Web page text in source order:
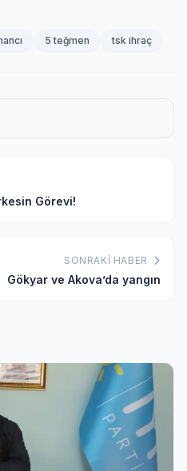
5 teğmen tsk ihraç
Görevi!
SONRAKI HABER
Gökyar ve Akova’da yangın